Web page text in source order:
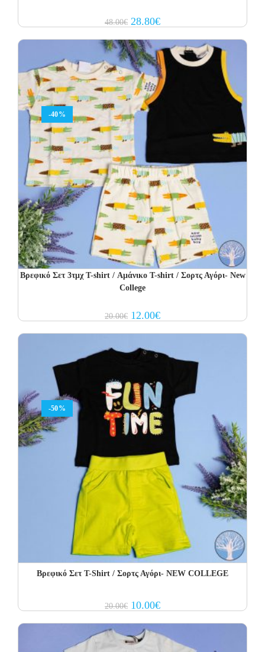
48.00€ Original
price
48.00€.
28.80€Current
price
28.80€.
-40%
Βρεφικό Σετ 3τμχ T-shirt / Αμάνικο T-shirt / Σορτς Αγόρι- New
College
20.00€ Original
price
12.00€Current
price
-50%
Βρεφικό Σετ Τ-Shirt / Σορτς Αγόρι- NEW COLLEGE
20.00€ Original
price
20.00€.
10.00€Current
price